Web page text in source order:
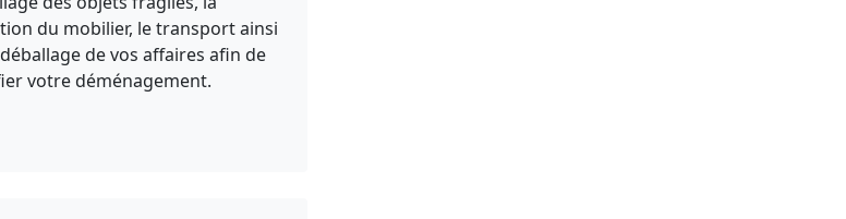
du mobilier, le transport ainsi
de vos affaires afin de
votre déménagement.